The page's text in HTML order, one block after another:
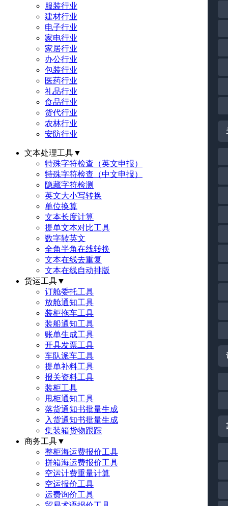
服装行业
建材行业
电子行业
家电行业
家居行业
办公行业
包装行业
医药行业
礼品行业
食品行业
货代行业
农林行业
安防行业
文本处理工具▼
特殊字符检查（英文申报）
特殊字符检查（中文申报）
隐藏字符检测
英文大小写转换
单位换算
文本长度计算
提单文本对比工具
数字转英文
全角半角在线转换
文本在线去重复
文本在线自动排版
货运工具▼
订舱委托工具
放舱通知工具
装柜拖车工具
装船通知工具
账单生成工具
开具发票工具
车队派车工具
提单补料工具
报关资料工具
装柜工具
甩柜通知工具
落货通知书批量生成
入货通知书批量生成
集装箱货物跟踪
商务工具▼
整柜海运费报价工具
拼箱海运费报价工具
空运计费重量计算
空运报价工具
运费询价工具